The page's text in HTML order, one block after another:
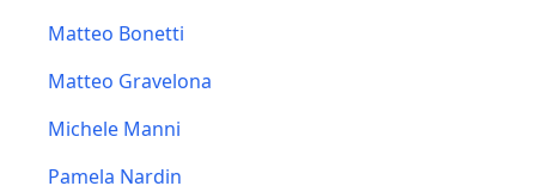
Matteo Bonetti
Matteo Gravelona
Michele Manni
Pamela Nardin